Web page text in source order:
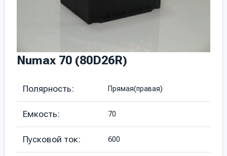
Numax 70 (80D26R)
Полярность: Прямая(правая)
Емкость: 70
Пусковой ток: 600